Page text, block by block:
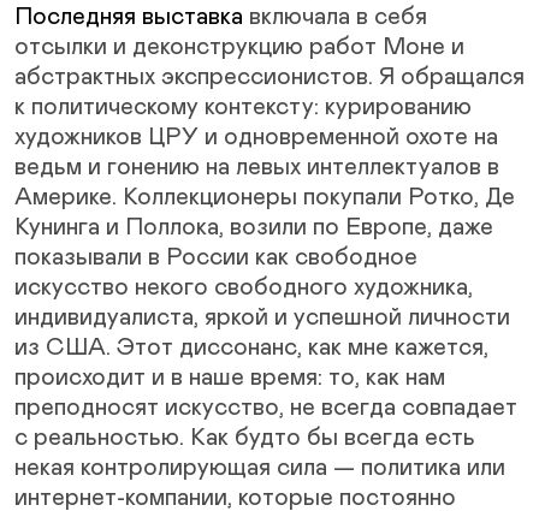
Последняя выставка включала в себя
отсылки и деконструкцию работ Моне и
абстрактных экспрессионистов. Я обращался
к политическому контексту: курированию
художников ЦРУ и одновременной охоте на
ведьм и гонению на левых интеллектуалов в
Америке. Коллекционеры покупали Ротко, Де
Кунинга и Поллока, возили по Европе, даже
показывали в России как свободное
искусство некого свободного художника,
индивидуалиста, яркой и успешной личности
из США. Этот диссонанс, как мне кажется,
происходит и в наше время: то, как нам
преподносят искусство, не всегда совпадает
с реальностью. Как будто бы всегда есть
некая контролирующая сила — политика или
интернет-компании, которые постоянно